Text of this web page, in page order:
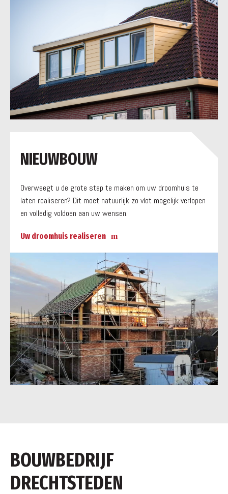
NIEUWBOUW
Overweegt u de grote stap te maken om uw droomhuis te
laten realiseren? Dit moet natuurlijk zo vlot mogelijk verlopen
en volledig voldoen aan uw wensen.
Uw droomhuis realiseren
BOUWBEDRIJF
DRECHTSTEDEN